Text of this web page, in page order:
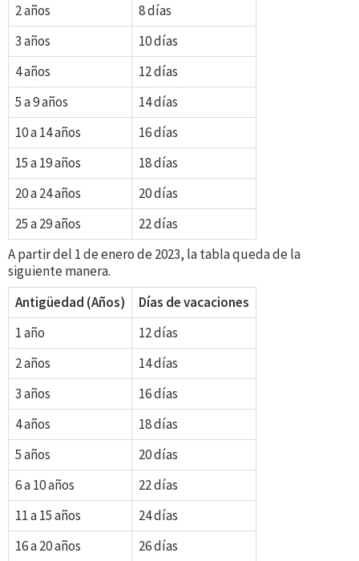
2 años
8 días
3 años
10 días
4 años
12 días
5 a 9 años
14 días
10 a 14 años
16 días
15 a 19 años
18 días
20 a 24 años
20 días
25 a 29 años
22 días
A partir del 1 de enero de 2023, la tabla queda de la
siguiente manera.
Antigüedad (Años)
Días de vacaciones
1 año
12 días
2 años
14 días
3 años
16 días
4 años
18 días
5 años
20 días
6 a 10 años
22 días
11 a 15 años
24 días
16 a 20 años
26 días